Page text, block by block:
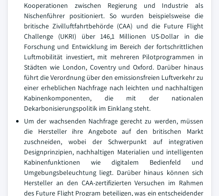
Kooperationen zwischen Regierung und Industrie als
Nischenführer positioniert. So wurden beispielsweise die
britische Zivilluftfahrtbehörde (CAA) und die Future Flight
Challenge (UKRI) über 146,1 Millionen US-Dollar in die
Forschung und Entwicklung im Bereich der fortschrittlichen
Luftmobilität investiert, mit mehreren Pilotprogrammen in
Städten wie London, Coventry und Oxford. Darüber hinaus
führt die Verordnung über den emissionsfreien Luftverkehr zu
einer erheblichen Nachfrage nach leichten und nachhaltigen
Kabinenkomponenten, die mit der nationalen
Dekarbonisierungspolitik im Einklang steht.
Um der wachsenden Nachfrage gerecht zu werden, müssen
die Hersteller ihre Angebote auf den britischen Markt
zuschneiden, wobei der Schwerpunkt auf integrativen
Designprinzipien, nachhaltigen Materialien und intelligenten
Kabinenfunktionen wie digitalem Bedienfeld und
Umgebungsbeleuchtung liegt. Darüber hinaus können sich
Hersteller an den CAA-zertifizierten Versuchen im Rahmen
des Future Flight Program beteiligen, was ein entscheidender